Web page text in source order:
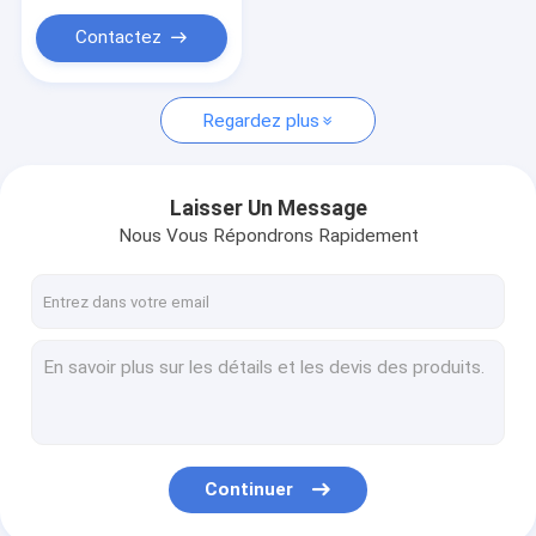
Contactez
Regardez plus
Laisser Un Message
Nous Vous Répondrons Rapidement
Continuer